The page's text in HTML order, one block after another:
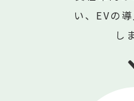
い、EVの
し